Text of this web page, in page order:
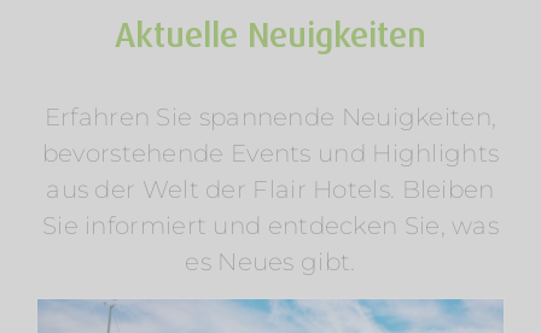
Aktuelle Neuigkeiten
Erfahren Sie spannende Neuigkeiten,
bevorstehende Events und Highlights
aus der Welt der Flair Hotels. Bleiben
Sie informiert und entdecken Sie, was
es Neues gibt.
Sommerurlaub am Wasser: Mosel &
Wörthersee entdecken
Am Rosenhügel Am Wasser
Am Wörthersee
Österreich
Radfahren Regionen Wellness